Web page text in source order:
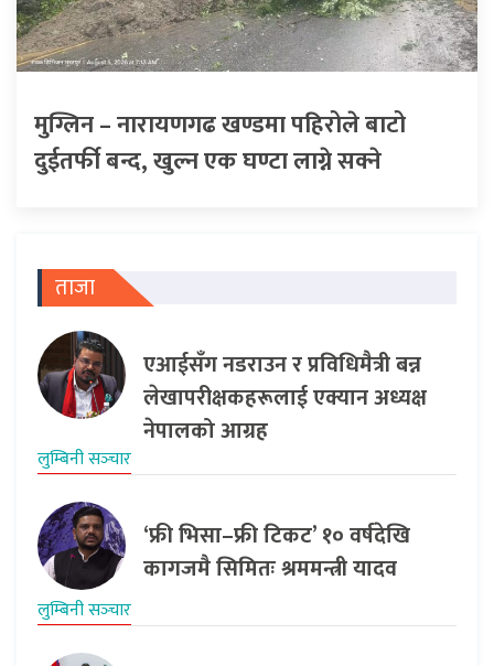
मुग्लिन – नारायणगढ खण्डमा पहिरोले बाटो
दुईतर्फी बन्द, खुल्न एक घण्टा लाग्ने सक्ने
ताजा
एआईसँग नडराउन र प्रविधिमैत्री बन्न
लेखापरीक्षकहरूलाई एक्यान अध्यक्ष
नेपालको आग्रह
लुम्बिनी सञ्‍चार
‘फ्री भिसा–फ्री टिकट’ १० वर्षदेखि
कागजमै सिमितः श्रममन्त्री यादव
लुम्बिनी सञ्‍चार